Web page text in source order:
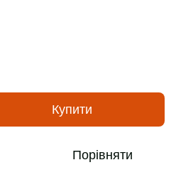
Купити
Порівняти